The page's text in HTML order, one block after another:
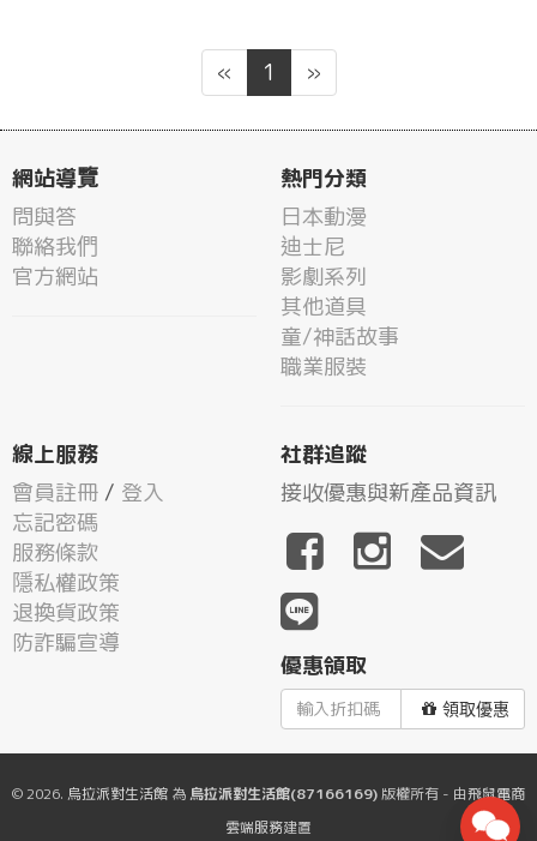
« 1 »
網站導覽
問與答
聯絡我們
官方網站
熱門分類
日本動漫
迪士尼
影劇系列
其他道具
童/神話故事
職業服裝
線上服務
會員註冊 / 登入
忘記密碼
服務條款
隱私權政策
退換貨政策
防詐騙宣導
社群追蹤
接收優惠與新產品資訊
優惠領取
領取優惠
© 2026. 烏拉派對生活館 為 烏拉派對生活館(87166169)版權所有 - 由飛鼠電商
雲端服務建置